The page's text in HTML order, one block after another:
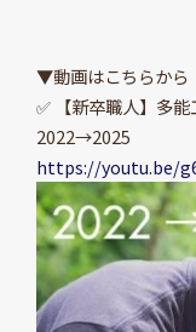
▼動画はこちらから
✅ 【新卒職人】多能
2022→2025
https://youtu.be/